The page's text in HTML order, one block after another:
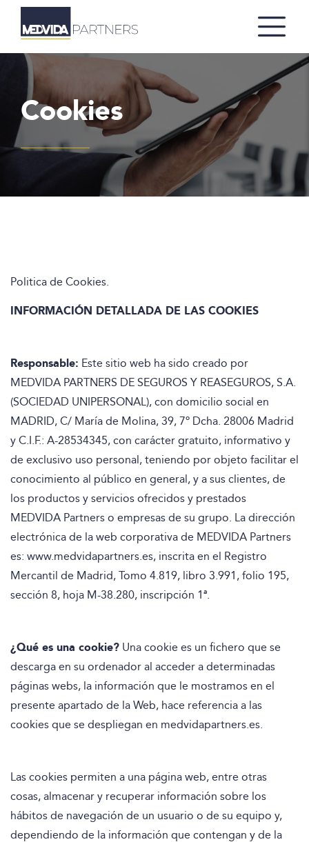
Cookies
Politica de Cookies.
INFORMACIÓN DETALLADA DE LAS COOKIES
Responsable: Este sitio web ha sido creado por
MEDVIDA PARTNERS DE SEGUROS Y REASEGUROS, S.A.
(SOCIEDAD UNIPERSONAL), con domicilio social en
MADRID, C/ María de Molina, 39, 7º Dcha. 28006 Madrid
y C.I.F.: A-28534345, con carácter gratuito, informativo y
de exclusivo uso personal, teniendo por objeto facilitar el
conocimiento al público en general, y a sus clientes, de
los productos y servicios ofrecidos y prestados
MEDVIDA Partners o empresas de su grupo. La dirección
electrónica de la web corporativa de MEDVIDA Partners
es: www.medvidapartners.es, inscrita en el Registro
Mercantil de Madrid, Tomo 4.819, libro 3.991, folio 195,
sección 8, hoja M-38.280, inscripción 1ª.
¿Qué es una cookie? Una cookie es un fichero que se
descarga en su ordenador al acceder a determinadas
páginas webs, la información que le mostramos en el
presente apartado de la Web, hace referencia a las
cookies que se despliegan en medvidapartners.es.
Las cookies permiten a una página web, entre otras
cosas, almacenar y recuperar información sobre los
hábitos de navegación de un usuario o de su equipo y,
dependiendo de la información que contengan y de la